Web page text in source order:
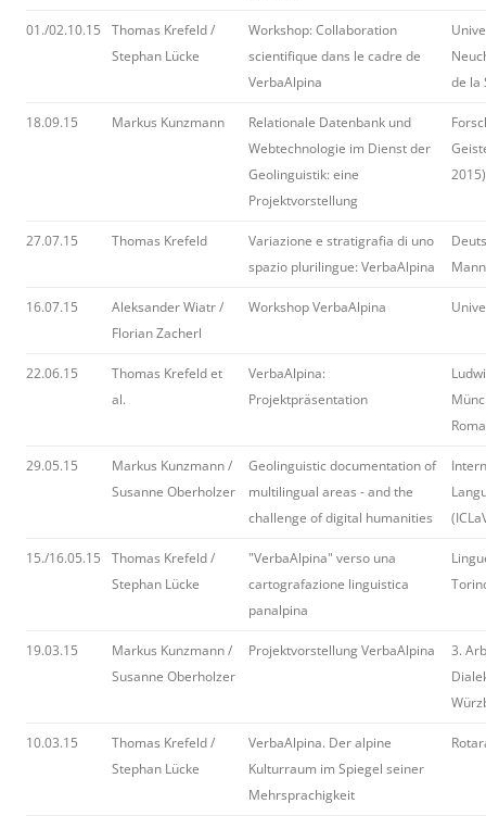
01./02.10.15
Thomas Krefeld /
Stephan Lücke
Workshop: Collaboration
scientifique dans le cadre de
VerbaAlpina
de la
18.09.15 Markus Kunzmann
Relationale Datenbank und
Webtechnologie im Dienst der
Geolinguistik: eine
Projektvorstellung
27.07.15 Thomas Krefeld
Variazione e stratigrafia di uno
spazio plurilingue: VerbaAlpina
16.07.15
Aleksander Wiatr /
Florian Zacherl
Workshop VerbaAlpina
22.06.15
Thomas Krefeld et
al.
VerbaAlpina:
Projektpräsentation
29.05.15
Markus Kunzmann /
Susanne Oberholzer
Geolinguistic documentation of
multilingual areas - and the
challenge of digital humanities
15./16.05.15
Thomas Krefeld /
Stephan Lücke
"VerbaAlpina" verso una
cartografazione linguistica
panalpina
19.03.15
Markus Kunzmann /
Susanne Oberholzer
Projektvorstellung VerbaAlpina
3.
10.03.15
Thomas Krefeld /
Stephan Lücke
VerbaAlpina. Der alpine
Kulturraum im Spiegel seiner
Mehrsprachigkeit